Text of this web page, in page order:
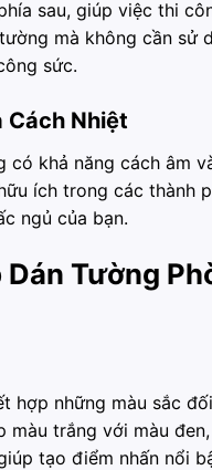
sau, giúp việc thi
mà không cần sử
sức.
Cách Nhiệt
khả năng cách âm
ích trong các
ngủ của bạn.
Dán Tường
hợp những màu sắc
trắng với màu
tạo điểm nhấn nổi